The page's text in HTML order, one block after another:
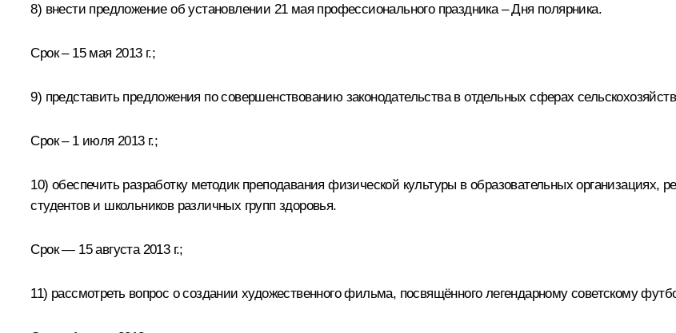
8) внести предложение об установлении 21 мая профессионального праздника – Дня полярника.
Срок – 15 мая 2013 г.;
9) представить предложения по совершенствованию законодательства в отдельных сферах
Срок – 1 июля 2013 г.;
10) обеспечить разработку методик преподавания физической культуры в образовательных
студентов и школьников различных групп здоровья.
Срок — 15 августа 2013 г.;
11) рассмотреть вопрос о создании художественного фильма, посвящённого легендарному советскому